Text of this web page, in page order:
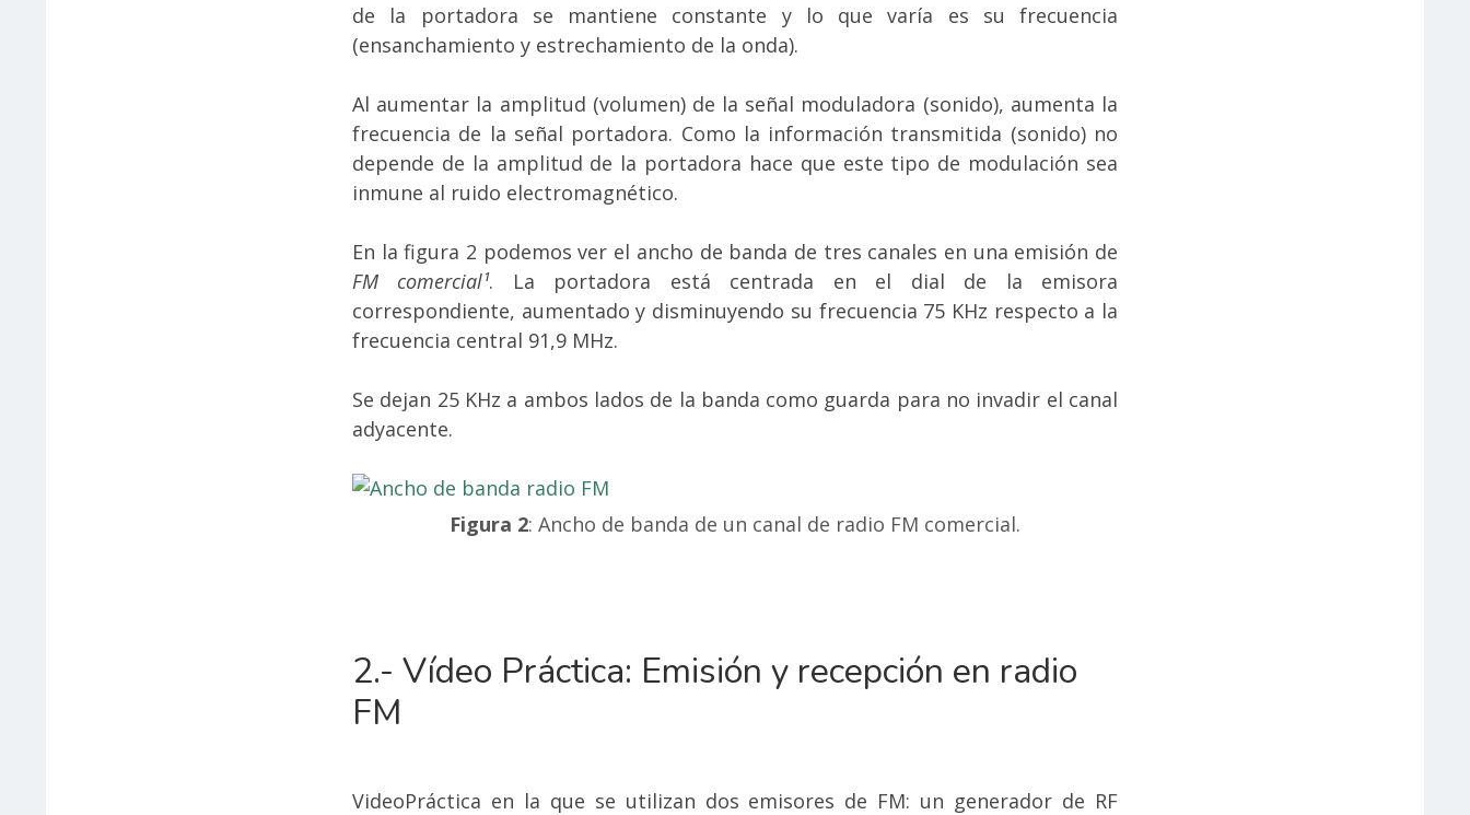
de la portadora se mantiene constante y lo que varía es su frecuencia
(ensanchamiento y estrechamiento de la onda).
Al aumentar la amplitud (volumen) de la señal moduladora (sonido), aumenta la
frecuencia de la señal portadora. Como la información transmitida (sonido) no
depende de la amplitud de la portadora hace que este tipo de modulación sea
inmune al ruido electromagnético.
En la figura 2 podemos ver el ancho de banda de tres canales en una emisión de
FM comercial¹. La portadora está centrada en el dial de la emisora
correspondiente, aumentado y disminuyendo su frecuencia 75 KHz respecto a la
frecuencia central 91,9 MHz.
Se dejan 25 KHz a ambos lados de la banda como guarda para no invadir el canal
adyacente.
Figura 2: Ancho de banda de un canal de radio FM comercial.
2.- Vídeo Práctica: Emisión y recepción en radio
FM
VideoPráctica en la que se utilizan dos emisores de FM: un generador de RF